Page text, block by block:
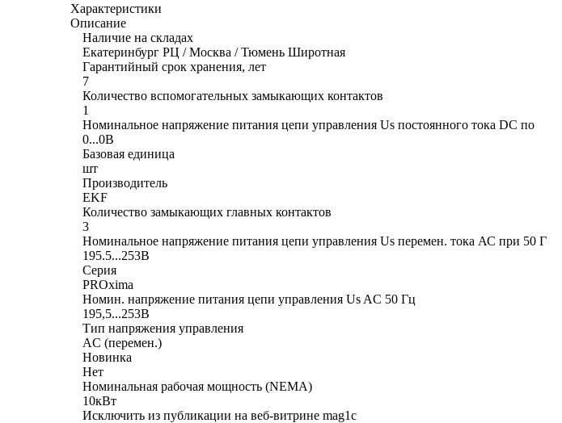
Характеристики
Описание
Наличие на складах
Екатеринбург РЦ / Москва / Тюмень Широтная
Гарантийный срок хранения, лет
7
Количество вспомогательных замыкающих контактов
1
Номинальное напряжение питания цепи управления Us постоянного тока DC по
0...0В
Базовая единица
шт
Производитель
EKF
Количество замыкающих главных контактов
3
Номинальное напряжение питания цепи управления Us перемен. тока АС при 50 Г
195.5...253В
Серия
PROxima
Номин. напряжение питания цепи управления Us AC 50 Гц
195,5...253В
Тип напряжения управления
AC (перемен.)
Новинка
Нет
Номинальная рабочая мощность (NEMA)
10кВт
Исключить из публикации на веб-витрине mag1c